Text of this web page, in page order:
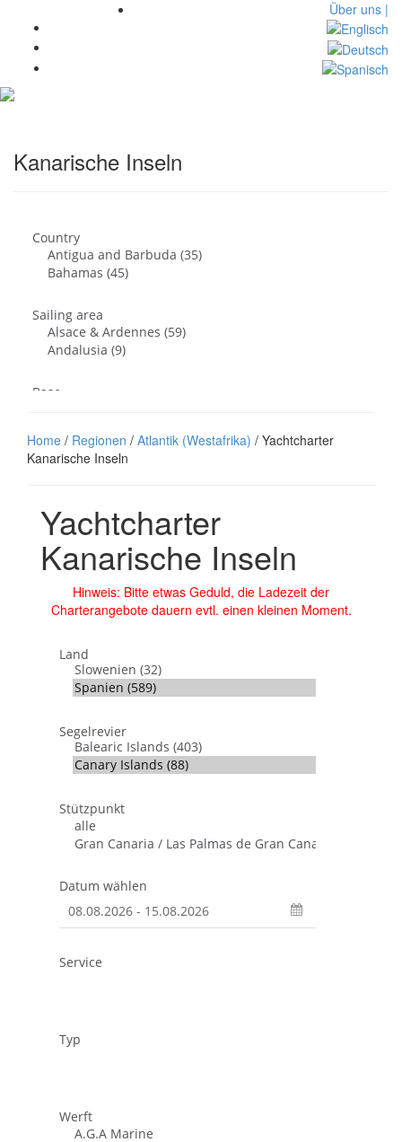
Über uns |
Kanarische Inseln
Home / Regionen / Atlantik (Westafrika) / Yachtcharter
Kanarische Inseln
Yachtcharter
Kanarische Inseln
Hinweis: Bitte etwas Geduld, die Ladezeit der
Charterangebote dauern evtl. einen kleinen Moment.